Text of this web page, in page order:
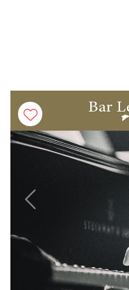
Previous